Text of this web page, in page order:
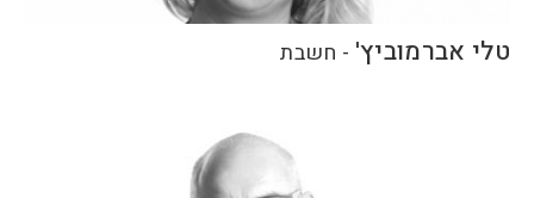
טלי אברמוביץ' - חשבת